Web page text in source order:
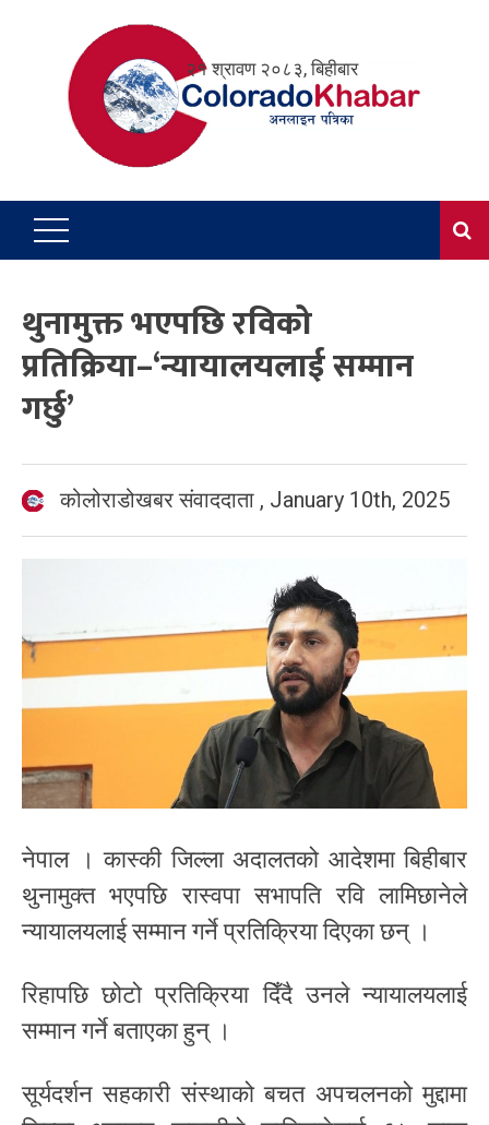
२१ श्रावण २०८३, बिहीबार
थुनामुक्त भएपछि रविको
प्रतिक्रिया–‘न्यायालयलाई सम्मान
गर्छु’
कोलोराडोखबर संवाददाता , January 10th, 2025
नेपाल । कास्की जिल्ला अदालतको आदेशमा बिहीबार
थुनामुक्त भएपछि रास्वपा सभापति रवि लामिछानेले
न्यायालयलाई सम्मान गर्ने प्रतिक्रिया दिएका छन् ।
रिहापछि छोटो प्रतिक्रिया दिँदै उनले न्यायालयलाई
सम्मान गर्ने बताएका हुन् ।
सूर्यदर्शन सहकारी संस्थाको बचत अपचलनको मुद्दामा